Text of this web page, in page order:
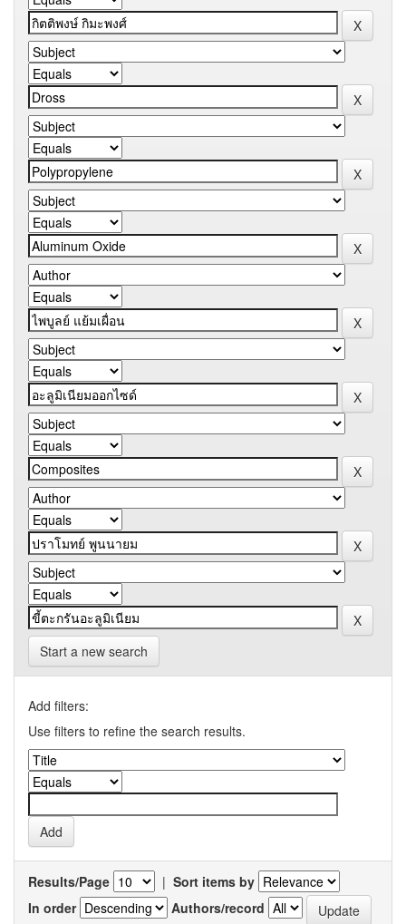
Start a new search
Add filters:
Use filters to refine the search results.
Results/Page | Sort items by
In order
Authors/record